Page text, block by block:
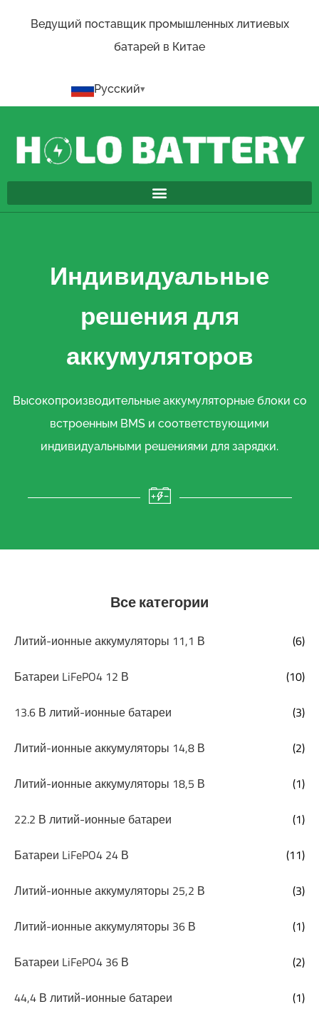
Ведущий поставщик промышленных литиевых
батарей в Китае
Русский
Индивидуальные
решения для
аккумуляторов
Высокопроизводительные аккумуляторные блоки со
встроенным BMS и соответствующими
индивидуальными решениями для зарядки.
Все категории
Литий-ионные аккумуляторы 11,1 В (6)
Батареи LiFePO4 12 В (10)
13.6 В литий-ионные батареи (3)
Литий-ионные аккумуляторы 14,8 В (2)
Литий-ионные аккумуляторы 18,5 В (1)
22.2 В литий-ионные батареи (1)
Батареи LiFePO4 24 В (11)
Литий-ионные аккумуляторы 25,2 В (3)
Литий-ионные аккумуляторы 36 В (1)
Батареи LiFePO4 36 В (2)
44,4 В литий-ионные батареи (1)